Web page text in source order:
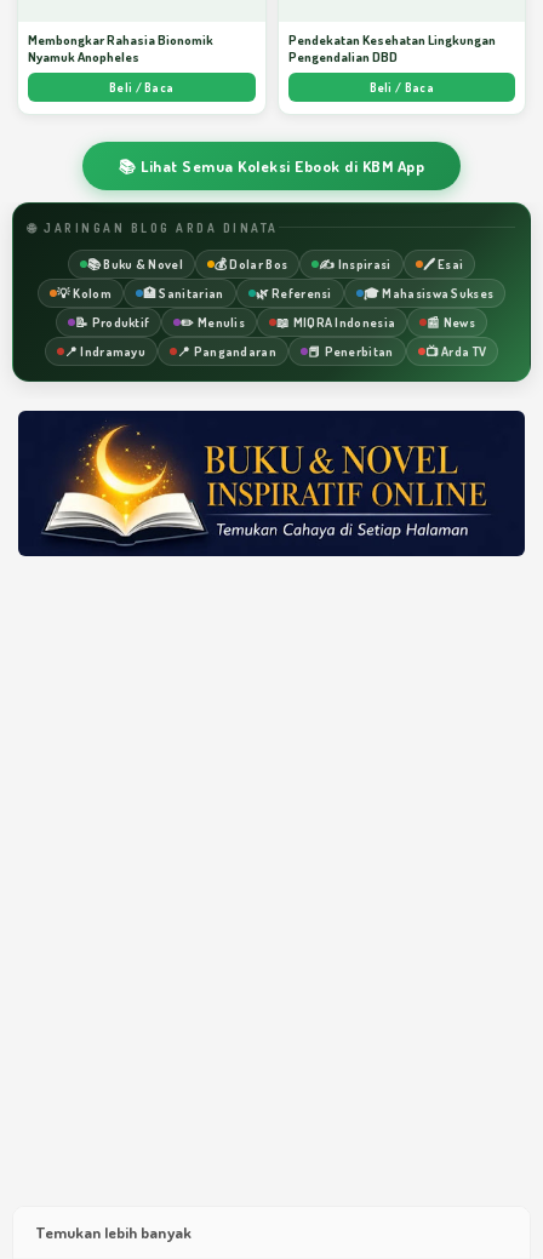
Membongkar Rahasia Bionomik
Nyamuk Anopheles
Beli / Baca
Pendekatan Kesehatan Lingkungan
Pengendalian DBD
Beli / Baca
📚 Lihat Semua Koleksi Ebook di KBM App
🌐 JARINGAN BLOG ARDA DINATA
📚 Buku & Novel 💰 Dolar Bos ✍️ Inspirasi
🖊️ Esai
💡 Kolom
🏥 Sanitarian 🌿 Referensi
🎓 Mahasiswa Sukses
📝 Produktif
✏️ Menulis 📖 MIQRA Indonesia
📰 News
📍 Indramayu
📍 Pangandaran 📕 Penerbitan 📺 Arda TV
Temukan lebih banyak